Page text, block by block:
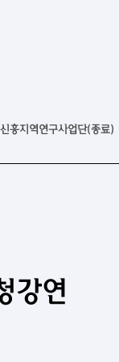
신흥지역연구사업단(종료)
강연